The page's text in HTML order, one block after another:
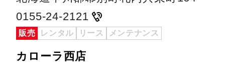
0155-24-2121
販売 レンタル リース メンテナンス
カローラ西店